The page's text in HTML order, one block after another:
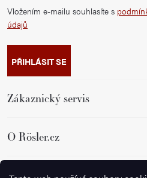
Vložením e-mailu souhlasíte s
údajů
PŘIHLÁSIT SE
Zákaznický servis
O Rösler.cz